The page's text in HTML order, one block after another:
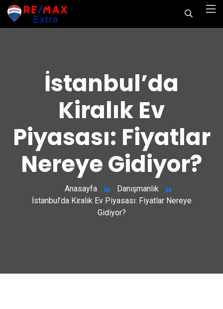
İstanbul’da
Kiralık Ev
Piyasası: Fiyatlar
Nereye Gidiyor?
Anasayfa
Danışmanlık
İstanbul’da Kiralık Ev Piyasası: Fiyatlar Nereye
Gidiyor?